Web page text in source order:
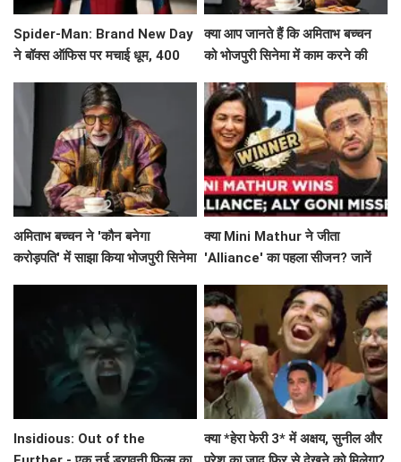
Spider-Man: Brand New Day
ने बॉक्स ऑफिस पर मचाई धूम, 400
क्या आप जानते हैं कि अमिताभ बच्चन
को भोजपुरी सिनेमा में काम करने की
अमिताभ बच्चन ने 'कौन बनेगा
करोड़पति' में साझा किया भोजपुरी सिनेमा
क्या Mini Mathur ने जीता
'Alliance' का पहला सीजन? जानें
Insidious: Out of the
क्या *हेरा फेरी 3* में अक्षय, सुनील और